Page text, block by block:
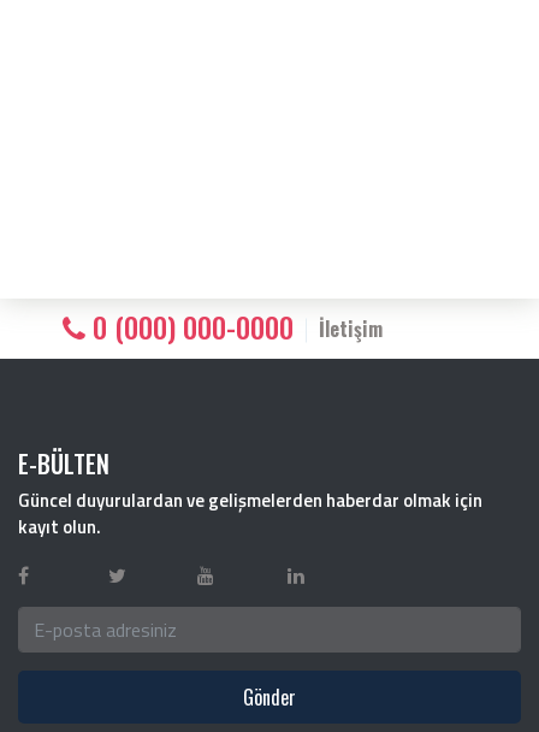
0 (000) 000-0000 İletişim
E-BÜLTEN
Güncel duyurulardan ve gelişmelerden haberdar olmak için
kayıt olun.
Gönder